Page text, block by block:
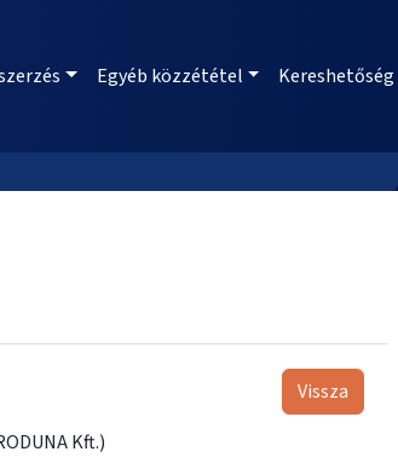
Egyéb közzététel Kereshetőség
Vissza
Kft.)